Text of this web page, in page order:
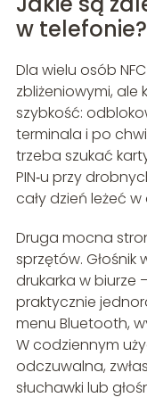
w telefonie?
Dla wielu osób
zbliżeniowymi, ale
szybkość:
terminala i po
trzeba szukać
PIN‑u przy
cały dzień leżeć
Druga mocna
sprzętów. Głośnik
drukarka w biurze
praktycznie
menu Bluetooth,
W codziennym
odczuwalna,
słuchawki lub